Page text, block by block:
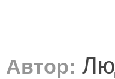
Автор: